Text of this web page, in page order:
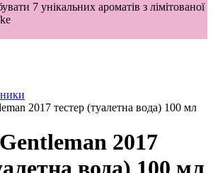
7 унікальних ароматів з лімітованої
2017 тестер (туалетна вода) 100 мл
2017